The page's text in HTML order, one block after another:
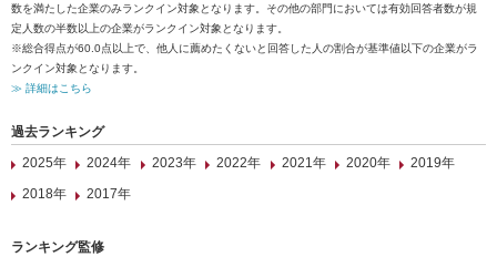
数を満たした企業のみランクイン対象となります。その他の部門においては有効回答者数が規
定人数の半数以上の企業がランクイン対象となります。
※総合得点が60.0点以上で、他人に薦めたくないと回答した人の割合が基準値以下の企業がラ
ンクイン対象となります。
≫ 詳細はこちら
過去ランキング
2025年
2024年 2023年 2022年 2021年 2020年
2019年
2018年
2017年
ランキング監修